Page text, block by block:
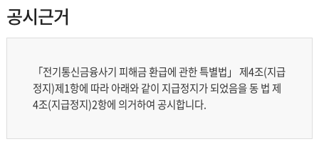
자본시장법 지급정지 공시
공시근거
「전기통신금융사기 피해금 환급에 관한 특별법」 제4조(지급
정지)제1항에 따라 아래와 같이 지급정지가 되었음을 동 법 제
4조(지급정지)2항에 의거하여 공시합니다.